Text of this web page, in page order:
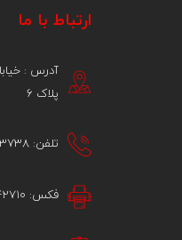
ارتباط با ما
آدرس :
پلاک 6
تلفن: 33113738-021 ، 33111711-021
فکس: 33942710-021